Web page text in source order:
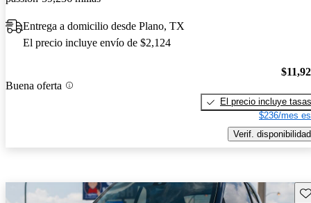
Entrega a domicilio desde Plano, TX
El precio incluye envío de $2,124
Buena oferta
El precio incluye tasas
$236/mes
Verif. disponibilidad